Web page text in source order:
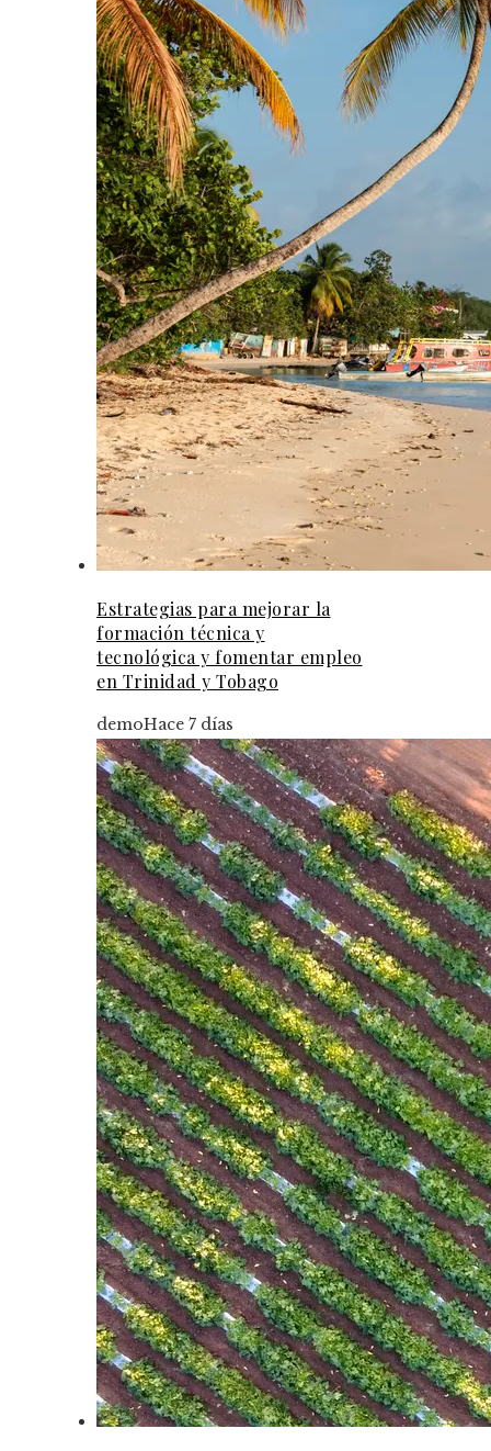
Estrategias para mejorar la
formación técnica y
tecnológica y fomentar empleo
en Trinidad y Tobago
demoHace 7 días